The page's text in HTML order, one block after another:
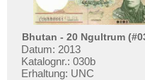
Jason Islands
Kanada
Kolumbien
Erhaltungsgrade
Gratisbanknoten
FAQ
Bhutan - 20 Ngultrum
Datum: 2013
Katalognr.: 030b
Erhaltung: UNC